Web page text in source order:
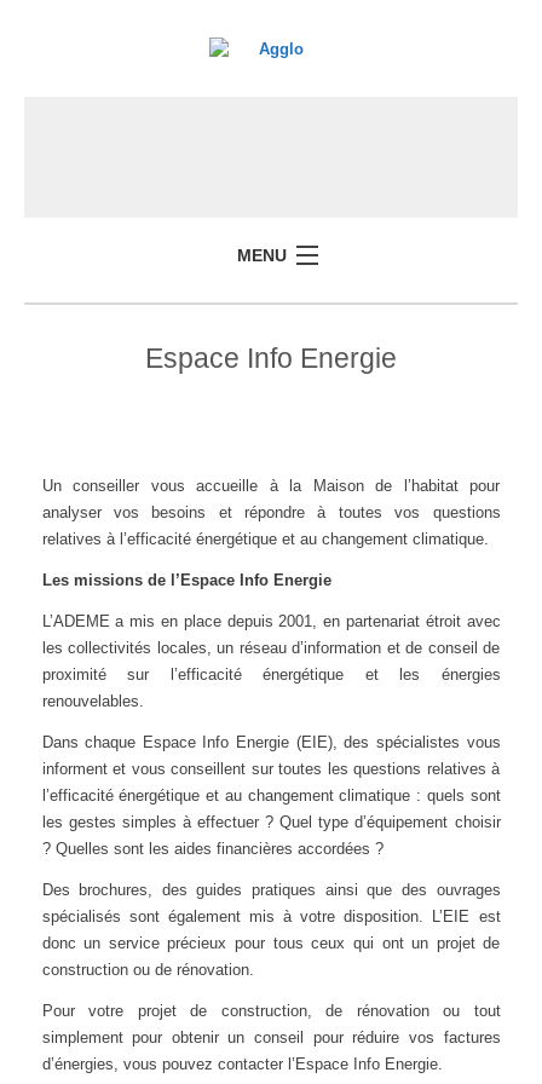
MENU
Espace Info Energie
Un conseiller vous accueille à la Maison de l’habitat pour
analyser vos besoins et répondre à toutes vos questions
relatives à l’efficacité énergétique et au changement climatique.
Les missions de l’Espace Info Energie
L’ADEME a mis en place depuis 2001, en partenariat étroit avec
les collectivités locales, un réseau d’information et de conseil de
proximité sur l’efficacité énergétique et les énergies
renouvelables.
Dans chaque Espace Info Energie (EIE), des spécialistes vous
informent et vous conseillent sur toutes les questions relatives à
l’efficacité énergétique et au changement climatique : quels sont
les gestes simples à effectuer ? Quel type d’équipement choisir
? Quelles sont les aides financières accordées ?
Des brochures, des guides pratiques ainsi que des ouvrages
spécialisés sont également mis à votre disposition. L’EIE est
donc un service précieux pour tous ceux qui ont un projet de
construction ou de rénovation.
Pour votre projet de construction, de rénovation ou tout
simplement pour obtenir un conseil pour réduire vos factures
d’énergies, vous pouvez contacter l’Espace Info Energie.